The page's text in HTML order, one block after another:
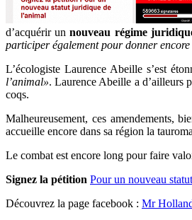
d’acquérir unnouveau régime
participer également pour donner
L’écologiste Laurence Abeille s’est
l’animal». Laurence Abeille a d’ailleurs
coqs.
Malheureusement, ces amendements,
accueille encore dans sa région la
Le combat est encore long pour faire
Signez la pétition Pour un nouveau
Découvrez la page facebook : Mr